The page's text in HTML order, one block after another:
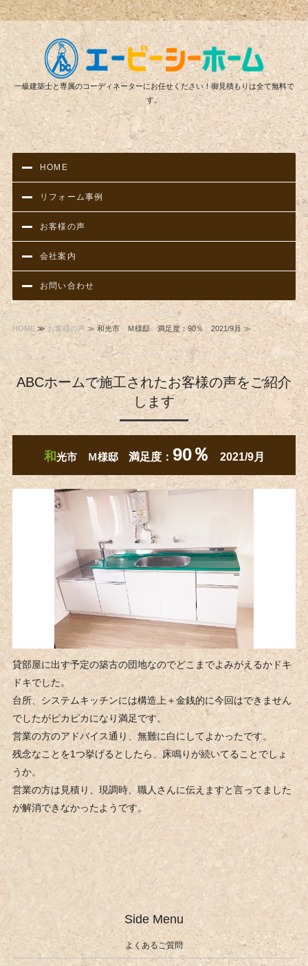
リ
一級建築士と専属のコーディネーターにお任せください！御見積もりは全て無料で
す。
HOME
リフォーム事例
お客様の声
会社案内
お問い合わせ
HOME≫ お客様の声≫ 和光市 Ｍ様邸 満足度：90％ 2021/9月 ≫
ABCホームで施工されたお客様の声をご紹介
します
和光市 Ｍ様邸 満足度： 90％ 2021/9月
貸部屋に出す予定の築古の団地なのでどこまでよみがえるかドキ
ドキでした。
台所、システムキッチンには構造上＋金銭的に今回はできません
でしたがピカピカになり満足です。
営業の方のアドバイス通り、無難に白にしてよかったです。
残念なことを1つ挙げるとしたら、床鳴りが続いてることでしょ
うか。
営業の方は見積り、現調時、職人さんに伝えますと言ってました
が解消できなかったようです。
Side Menu
よくあるご質問